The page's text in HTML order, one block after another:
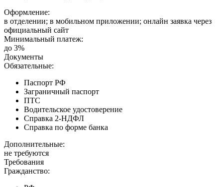
Оформление:
в отделении; в мобильном приложении; онлайн заявка через
официальный сайт
Минимальный платеж:
до 3%
Документы
Обязательные:
Паспорт РФ
Заграничный паспорт
ПТС
Водительское удостоверение
Справка 2-НДФЛ
Справка по форме банка
Дополнительные:
не требуются
Требования
Гражданство: